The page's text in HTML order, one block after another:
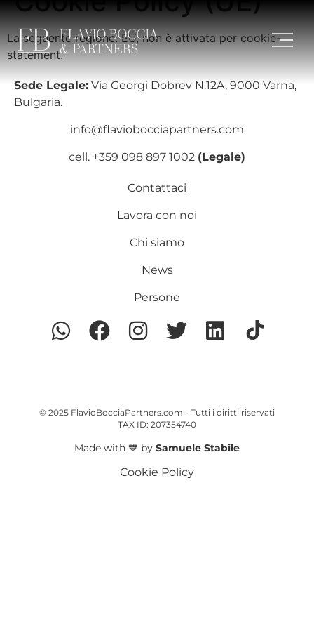
La seguente regione: EU, non è attivata per cookie-
statement.
Contattaci
Lavora con noi
Chi siamo
News
Persone
Sede Legale: Via Georgi Dobrev N.12A, 9000 Varna,
Bulgaria.
info@flaviobocciapartners.com​
cell. +359 098 897 1002 (Legale)
© 2025 FlavioBocciaPartners.com - Tutti i diritti riservati
TAX ID: 207354740
Made with 💙 by Samuele Stabile
Cookie Policy